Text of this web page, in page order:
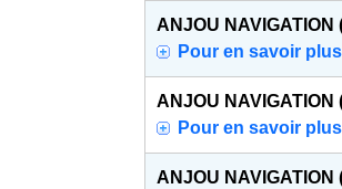
ANJOU
Pour en savoir plus
ANJOU
Pour en savoir plus
ANJOU